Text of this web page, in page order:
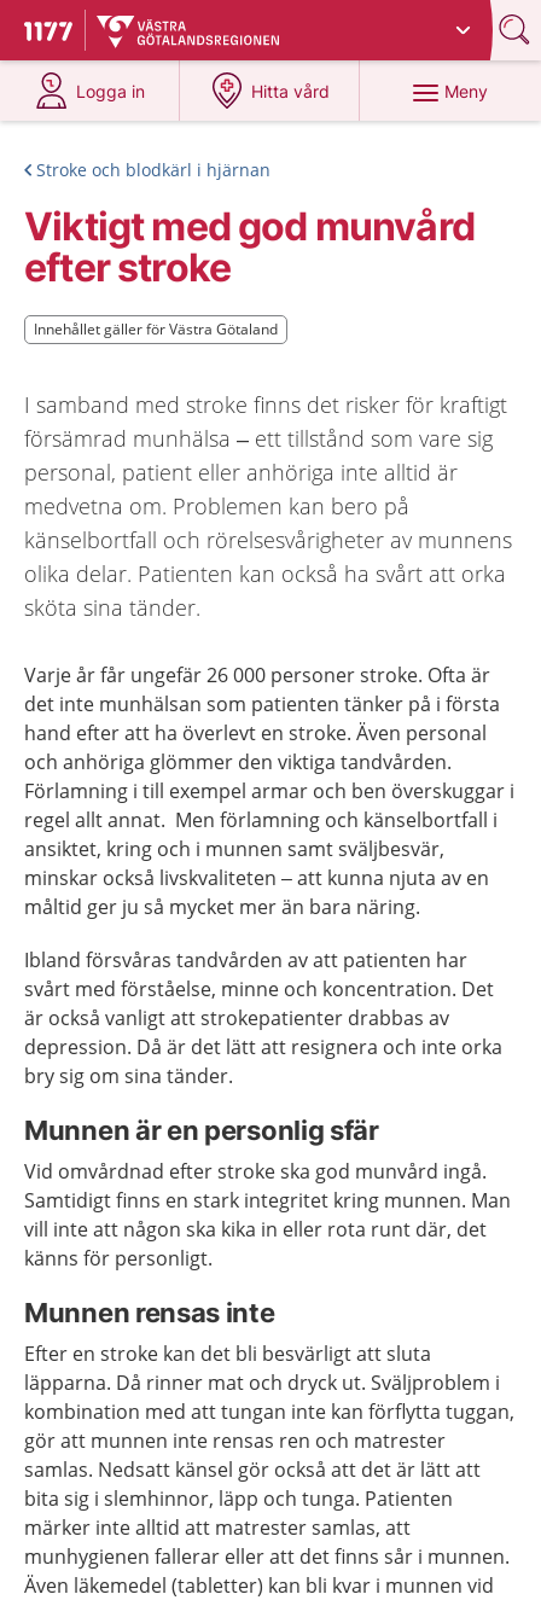
Till startsidan för 1177
Du har valt region
Logga in
på 1177.se
Hitta vård
på 1177.se
Meny
Stroke och blodkärl i hjärnan
Viktigt med god munvård
efter stroke
Innehållet gäller för Västra Götaland
Innehållet gäller för Västra Götaland
I samband med stroke finns det risker för kraftigt
försämrad munhälsa – ett tillstånd som vare sig
personal, patient eller anhöriga inte alltid är
medvetna om. Problemen kan bero på
känselbortfall och rörelsesvårigheter av munnens
olika delar. Patienten kan också ha svårt att orka
sköta sina tänder.
Varje år får ungefär 26 000 personer stroke. Ofta är
det inte munhälsan som patienten tänker på i första
hand efter att ha överlevt en stroke. Även personal
och anhöriga glömmer den viktiga tandvården.
Förlamning i till exempel armar och ben överskuggar i
regel allt annat. Men förlamning och känselbortfall i
ansiktet, kring och i munnen samt sväljbesvär,
minskar också livskvaliteten – att kunna njuta av en
måltid ger ju så mycket mer än bara näring.
Ibland försvåras tandvården av att patienten har
svårt med förståelse, minne och koncentration. Det
är också vanligt att strokepatienter drabbas av
depression. Då är det lätt att resignera och inte orka
bry sig om sina tänder.
Munnen är en personlig sfär
Vid omvårdnad efter stroke ska god munvård ingå.
Samtidigt finns en stark integritet kring munnen. Man
vill inte att någon ska kika in eller rota runt där, det
känns för personligt.
Munnen rensas inte
Efter en stroke kan det bli besvärligt att sluta
läpparna. Då rinner mat och dryck ut. Sväljproblem i
kombination med att tungan inte kan förflytta tuggan,
gör att munnen inte rensas ren och matrester
samlas. Nedsatt känsel gör också att det är lätt att
bita sig i slemhinnor, läpp och tunga. Patienten
märker inte alltid att matrester samlas, att
munhygienen fallerar eller att det finns sår i munnen.
Även läkemedel (tabletter) kan bli kvar i munnen vid